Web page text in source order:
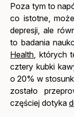
Poza tym to
co istotne,
depresji, ale
to badania
Health , których
cztery kubki
o 20% w
zostało
częściej dotyka